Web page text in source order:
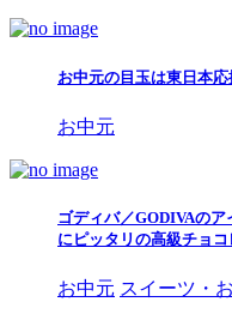
お中元の目玉は東日本
お中元
ゴディバ／GODIVAの
にピッタリの高級チョ
お中元 スイーツ・